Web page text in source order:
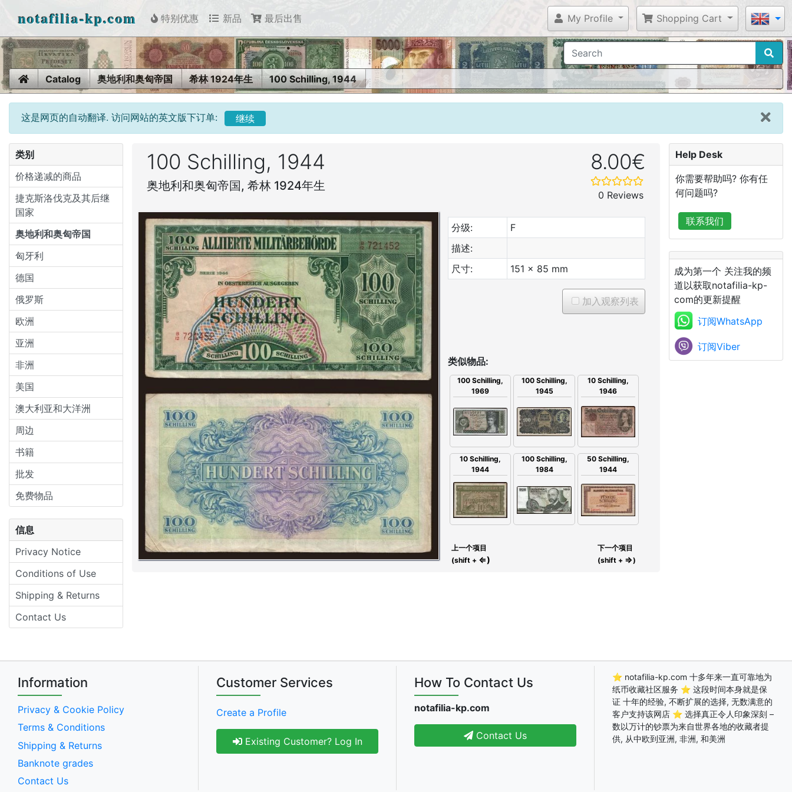
notafilia-kp.com 特别优惠 新品 最后出售 My Profile Shopping Cart
HomeCatalog 奥地利和奥匈帝国 希林 1924年生 100 Schilling, 1944
这是网页的自动翻译. 访问网站的英文版下订单: 继续
类别
价格递减的商品
捷克斯洛伐克及其后继
国家
奥地利和奥匈帝国
匈牙利
德国
俄罗斯
欧洲
亚洲
非洲
美国
澳大利亚和大洋洲
周边
书籍
批发
免费物品
信息
Privacy Notice
Conditions of Use
Shipping & Returns
Contact Us
100 Schilling, 1944
奥地利和奥匈帝国, 希林 1924年生
8.00€
0 Reviews
分级:
F
描述:
尺寸:
151 x 85 mm
加入观察列表
类似物品:
100 Schilling,
1969
100 Schilling,
1945
10 Schilling,
1946
10 Schilling,
1944
100 Schilling,
1984
50 Schilling,
1944
上一个项目
(shift + ⇐)
下一个项目
(shift + ⇒)
Help Desk
你需要帮助吗? 你有任
何问题吗?
联系我们
成为第一个 关注我的频
道以获取notafilia-kp-
com的更新提醒
订阅WhatsApp
订阅Viber
Information
Privacy & Cookie Policy
Terms & Conditions
Shipping & Returns
Banknote grades
Contact Us
Customer Services
Create a Profile
Existing Customer? Log In
How To Contact Us
notafilia-kp.com
Contact Us
⭐ notafilia-kp.com 十多年来一直可靠地为
纸币收藏社区服务 ⭐ 这段时间本身就是保
证 十年的经验, 不断扩展的选择, 无数满意的
客户支持该网店 ⭐ 选择真正令人印象深刻 –
数以万计的钞票为来自世界各地的收藏者提
供, 从中欧到亚洲, 非洲, 和美洲